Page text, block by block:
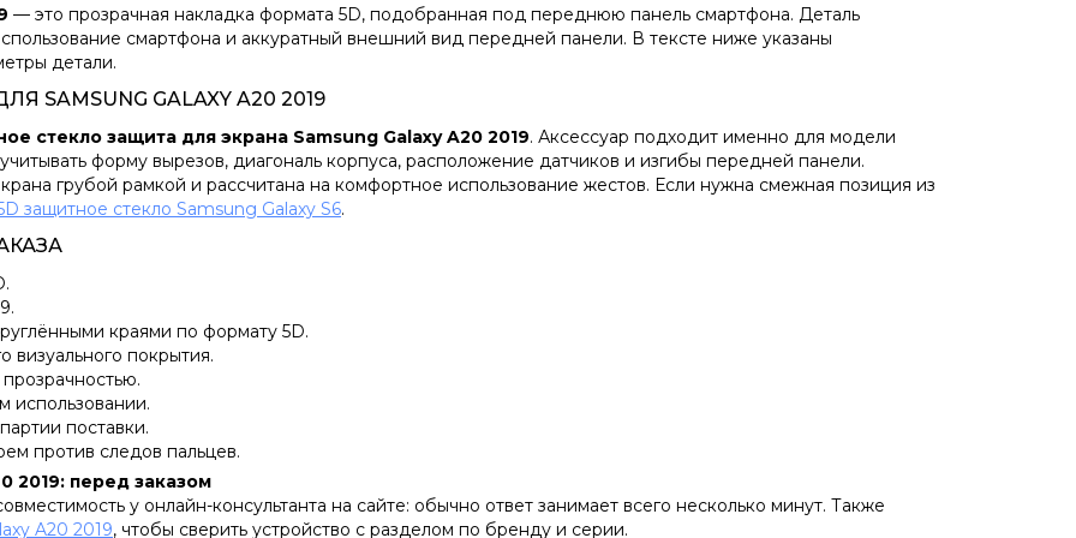
— это прозрачная накладка формата 5D, подобранная под переднюю панель смартфона. Деталь
смартфона и аккуратный внешний вид передней панели. В тексте ниже указаны
детали.
GALAXY A20 2019
стекло защита для экрана Samsung Galaxy A20 2019. Аксессуар подходит именно для модели
форму вырезов, диагональ корпуса, расположение датчиков и изгибы передней панели.
грубой рамкой и рассчитана на комфортное использование жестов. Если нужна смежная позиция из
защитное стекло Samsung Galaxy S6.
краями по формату 5D.
визуального покрытия.
использовании.
поставки.
против следов пальцев.
2019: перед заказом
у онлайн-консультанта на сайте: обычно ответ занимает всего несколько минут. Также
A20 2019, чтобы сверить устройство с разделом по бренду и серии.